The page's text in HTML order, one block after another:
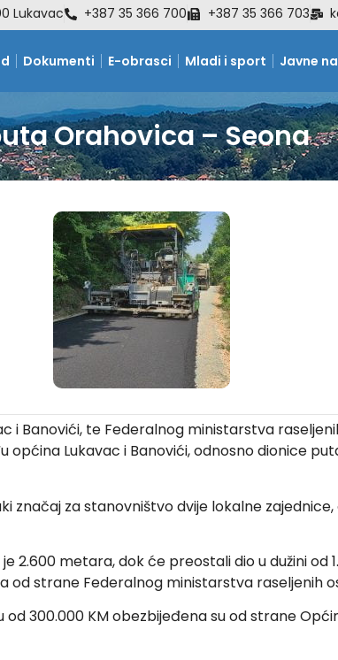
Lukavac +387 35 366 700 +387 35 366 703
Dokumenti E-obrasci Mladi i sport Javne
Orahovica – Seona
i Banovići, te Federalnog ministarstva
Lukavac i Banovići, odnosno dionice
značaj za stanovništvo dvije lokalne
2.600 metara, dok će preostali dio u dužini od
od strane Federalnog ministarstva raseljenih
300.000 KM obezbijeđena su od strane